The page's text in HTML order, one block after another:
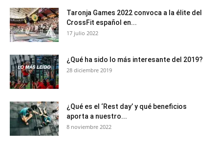
Taronja Games 2022 convoca a la élite del
CrossFit español en...
17 julio 2022
¿Qué ha sido lo más interesante del 2019?
28 diciembre 2019
¿Qué es el ‘Rest day’ y qué beneficios
aporta a nuestro...
8 noviembre 2022